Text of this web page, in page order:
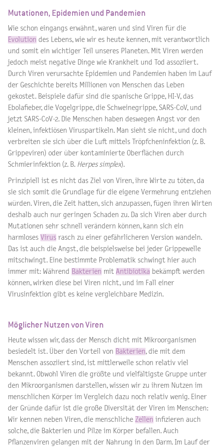
Mutationen, Epidemien und Pandemien
Wie schon eingangs erwähnt, waren und sind Viren für die
Evolution des Lebens, wie wir es heute kennen, mit verantwortlich
und somit ein wichtiger Teil unseres Planeten. Mit Viren werden
jedoch meist negative Dinge wie Krankheit und Tod assoziiert.
Durch Viren verursachte Epidemien und Pandemien haben im Lauf
der Geschichte bereits Millionen von Menschen das Leben
gekostet. Beispiele dafür sind die spanische Grippe, HI-V, das
Ebolafieber, die Vogelgrippe, die Schweinegrippe, SARS-CoV, und
jetzt SARS-CoV-2. Die Menschen haben deswegen Angst vor den
kleinen, infektiösen Viruspartikeln. Man sieht sie nicht, und doch
verbreiten sie sich über die Luft mittels Tröpfcheninfektion (z. B.
Grippeviren) oder über kontaminierte Oberflächen durch
Schmierinfektion (z. B. Herpes simplex).
Prinzipiell ist es nicht das Ziel von Viren, ihre Wirte zu töten, da
sie sich somit die Grundlage für die eigene Vermehrung entziehen
würden. Viren, die Zeit hatten, sich anzupassen, fügen ihren Wirten
deshalb auch nur geringen Schaden zu. Da sich Viren aber durch
Mutationen sehr schnell verändern können, kann sich ein
harmloses Virus rasch zu einer gefährlicheren Version wandeln.
Das ist auch die Angst, die beispielsweise bei jeder Grippewelle
mitschwingt. Eine bestimmte Problematik schwingt hier auch
immer mit: Während Bakterien mit Antibiotika bekämpft werden
können, wirken diese bei Viren nicht, und im Fall einer
Virusinfektion gibt es keine vergleichbare Medizin.
Möglicher Nutzen von Viren
Heute wissen wir, dass der Mensch dicht mit Mikroorganismen
besiedelt ist. Über den Vorteil von Bakterien, die mit dem
Menschen assoziiert sind, ist mittlerweile schon relativ viel
bekannt. Obwohl Viren die größte und vielfältigste Gruppe unter
den Mikroorganismen darstellen, wissen wir zu ihrem Nutzen im
menschlichen Körper im Vergleich dazu noch relativ wenig. Einer
der Gründe dafür ist die große Diversität der Viren im Menschen:
Wir kennen neben Viren, die menschliche Zellen infizieren auch
solche, die Bakterien und Pilze im Körper befallen. Auch
Pflanzenviren gelangen mit der Nahrung in den Darm. Im Lauf der